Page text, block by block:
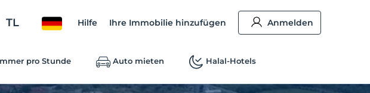
TL Hilfe Ihre Immobilie hinzufügen Anmelden
pro Stunde Auto mieten Halal-Hotels